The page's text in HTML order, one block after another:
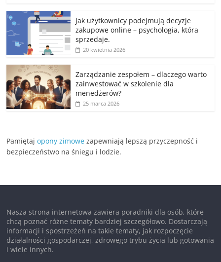
Jak użytkownicy podejmują decyzje
zakupowe online – psychologia, która
sprzedaje.
20 kwietnia 2026
Zarządzanie zespołem – dlaczego warto
zainwestować w szkolenie dla
menedżerów?
25 marca 2026
Pamiętajopony zimowe zapewniają lepszą przyczepność i
bezpieczeństwo na śniegu i lodzie.
Nasza strona internetowa zawiera poradniki dla osób, które
chcą poznać różne tematy bardziej szczegółowo. Dostarczają
informacji i spostrzeżeń na takie tematy, jak rozpoczęcie
działalności gospodarczej, zdrowego trybu życia lub gotowania
i wiele innych.